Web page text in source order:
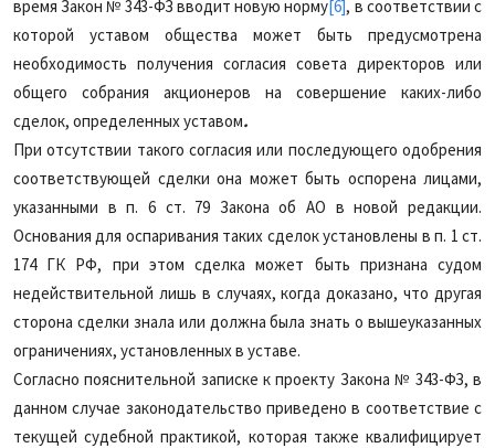
время Закон № 343-ФЗ вводит новую норму[6], в соответствии с
которой уставом общества может быть предусмотрена
необходимость получения согласия совета директоров или
общего собрания акционеров на совершение каких-либо
сделок, определенных уставом.
При отсутствии такого согласия или последующего одобрения
соответствующей сделки она может быть оспорена лицами,
указанными в п. 6 ст. 79 Закона об АО в новой редакции.
Основания для оспаривания таких сделок установлены в п. 1 ст.
174 ГК РФ, при этом сделка может быть признана судом
недействительной лишь в случаях, когда доказано, что другая
сторона сделки знала или должна была знать о вышеуказанных
ограничениях, установленных в уставе.
Согласно пояснительной записке к проекту Закона № 343-ФЗ, в
данном случае законодательство приведено в соответствие с
текущей судебной практикой, которая также квалифицирует